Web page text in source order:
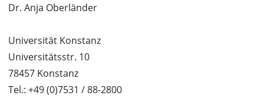
Dr. Anja Oberländer
Universität Konstanz
Universitätsstr. 10
78457 Konstanz
Tel.: +49 (0)7531 / 88-2800